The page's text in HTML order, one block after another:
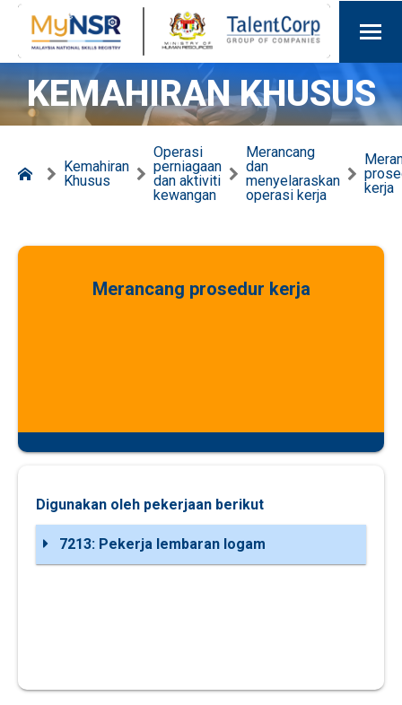
KEMAHIRAN KHUSUS
Kemahiran
Khusus
Operasi
perniagaan
dan aktiviti
kewangan
Merancang
dan
menyelaraskan
operasi kerja
kerja
Merancang prosedur kerja
Digunakan oleh pekerjaan berikut
7213: Pekerja lembaran logam